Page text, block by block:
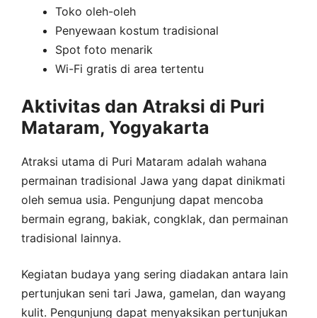
Toko oleh-oleh
Penyewaan kostum tradisional
Spot foto menarik
Wi-Fi gratis di area tertentu
Aktivitas dan Atraksi di Puri
Mataram, Yogyakarta
Atraksi utama di Puri Mataram adalah wahana
permainan tradisional Jawa yang dapat dinikmati
oleh semua usia. Pengunjung dapat mencoba
bermain egrang, bakiak, congklak, dan permainan
tradisional lainnya.
Kegiatan budaya yang sering diadakan antara lain
pertunjukan seni tari Jawa, gamelan, dan wayang
kulit. Pengunjung dapat menyaksikan pertunjukan